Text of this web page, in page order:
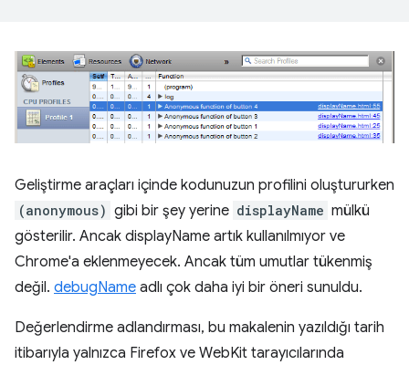
Geliştirme araçları içinde kodunuzun profilini oluştururken
(anonymous) gibi bir şey yerine displayName mülkü
gösterilir. Ancak displayName artık kullanılmıyor ve
Chrome'a eklenmeyecek. Ancak tüm umutlar tükenmiş
değil. debugName adlı çok daha iyi bir öneri sunuldu.
Değerlendirme adlandırması, bu makalenin yazıldığı tarih
itibarıyla yalnızca Firefox ve WebKit tarayıcılarında